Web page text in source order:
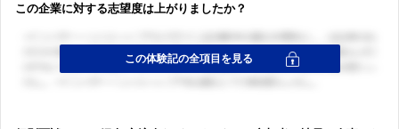
この企業に対する志望度は上がりましたか？